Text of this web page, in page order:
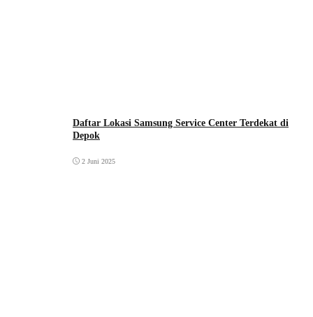
Daftar Lokasi Samsung Service Center Terdekat di
Depok
2 Juni 2025